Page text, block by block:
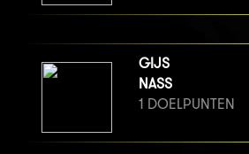
GIJS
NASS
1 DOELPUNTEN